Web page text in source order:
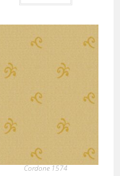
Cordone 1574